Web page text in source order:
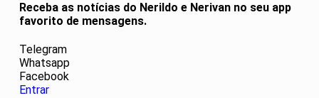
Receba as notícias do Nerildo e Nerivan no seu app
favorito de mensagens.
Telegram
Whatsapp
Facebook
Entrar